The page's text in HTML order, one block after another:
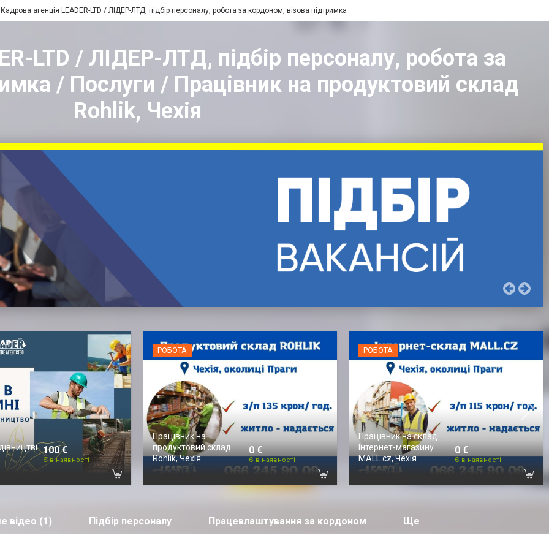
Кадрова агенція LEADER-LTD / ЛІДЕР-ЛТД, підбір персоналу, робота за кордоном, візова підтримка
LTD / ЛІДЕР-ЛТД, підбір персоналу, робота за
/ Послуги / Працівник на продуктовий склад
Rohlik, Чехія
100 €
Є в наявності
РОБОТА
Працівник на
продуктовий склад
Rohlik, Чехія
0 €
Є в наявності
РОБОТА
Працівник на склад
Інтернет-магазину
MALL.cz, Чехія
0 €
Є в наявності
відео (1) Підбір персоналу Працевлаштування за кордоном Ще